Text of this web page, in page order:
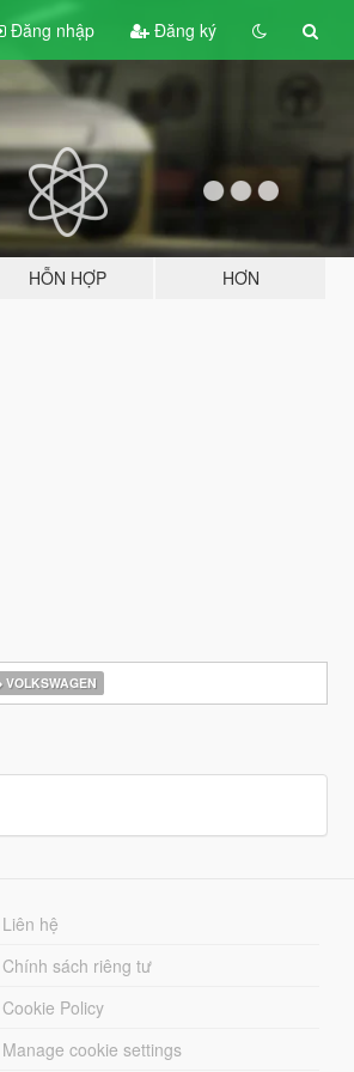
Đăng nhập Đăng ký
HỖN HỢP HƠN
VOLKSWAGEN
Liên hệ
Chính sách riêng tư
Cookie Policy
Manage cookie settings